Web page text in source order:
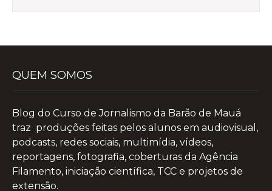
QUEM SOMOS
Blog do Curso de Jornalismo da Barão de Mauá
traz produções feitas pelos alunos em audiovisual,
podcasts, redes sociais, multimídia, vídeos,
reportagens, fotografia, coberturas da Agência
Filamento, iniciação científica, TCC e projetos de
extensão.